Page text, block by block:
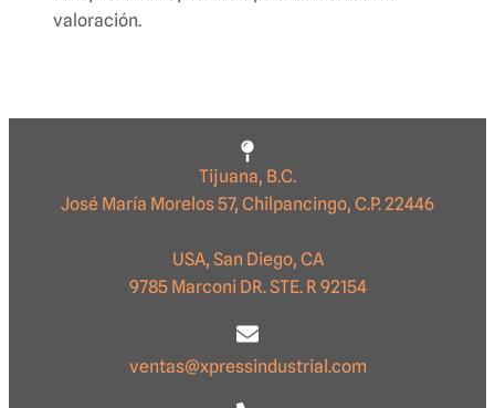
valoración.
Tijuana, B.C.
José María Morelos 57, Chilpancingo, C.P. 22446
USA, San Diego, CA
9785 Marconi DR. STE. R 92154
ventas@xpressindustrial.com